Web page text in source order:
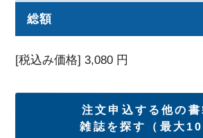
総額
[税込み価格]3,080 円
注文申込する他の書
雑誌を探す（最大10